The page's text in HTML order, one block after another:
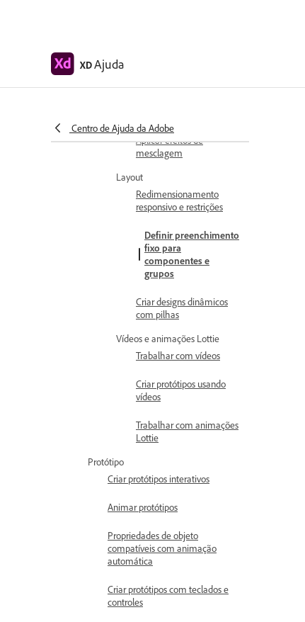
XDAjuda
Centro de Ajuda da Adobe
Aplicar efeitos de
mesclagem
Layout
Redimensionamento
responsivo e restrições
Definir preenchimento
fixo para
componentes e
grupos
Criar designs dinâmicos
com pilhas
Vídeos e animações Lottie
Trabalhar com vídeos
Criar protótipos usando
vídeos
Trabalhar com animações
Lottie
Protótipo
Criar protótipos interativos
Animar protótipos
Propriedades de objeto
compatíveis com animação
automática
Criar protótipos com teclados e
controles